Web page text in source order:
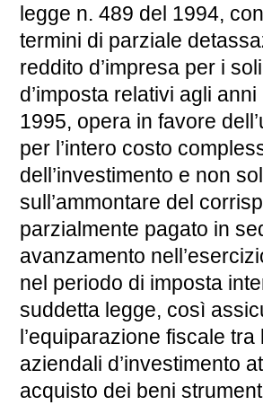
legge n. 489 del 1994,
termini di parziale
reddito d’impresa per i
d’imposta relativi agli
1995, opera in favore
per l’intero costo
dell’investimento e non
sull’ammontare del
parzialmente pagato in
avanzamento
nel periodo di imposta
suddetta legge, così
l’equiparazione fiscale tra
aziendali d’investimento
acquisto dei beni